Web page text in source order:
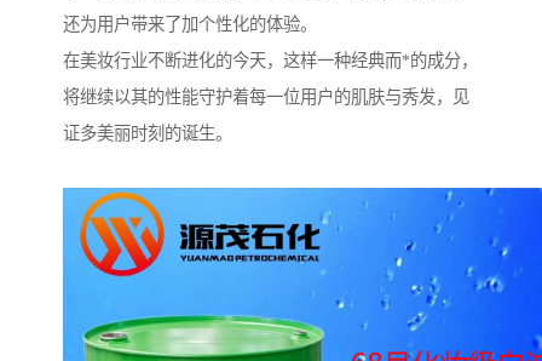
还为用户带来了加个性化的体验。
在美妆行业不断进化的今天，这样一种经典而*的成分，
将继续以其的性能守护着每一位用户的肌肤与秀发，见
证多美丽时刻的诞生。